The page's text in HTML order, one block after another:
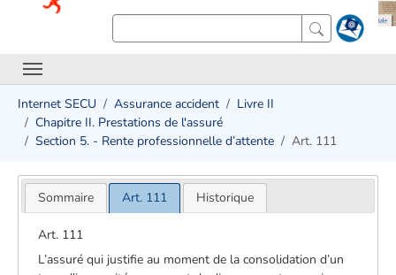
Internet SECU Assurance accident
Livre II
Chapitre II. Prestations de l'assuré
Section 5. - Rente professionnelle d’attente
Art. 111
Sommaire Art. 111 Historique
Art. 111
L’assuré qui justifie au moment de la consolidation d’un